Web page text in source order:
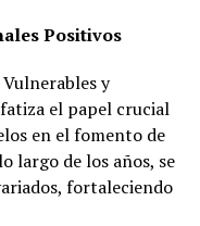
Positivos
y
el papel crucial
en el fomento de
largo de los años, se
fortaleciendo